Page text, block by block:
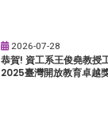
2026-07-28
恭賀! 資工系王俊堯教授
2025臺灣開放教育卓越